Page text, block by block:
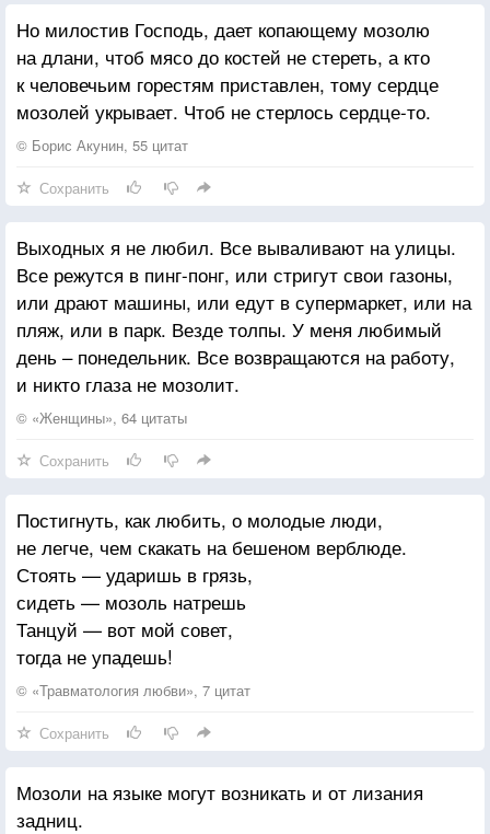
Ты мог бы достичь опьяняющей высоты,
Но тянет к земле диагноз «Без силы воли».
Но милостив Господь, дает копающему мозолю
на длани, чтоб мясо до костей не стереть, а кто
к человечьим горестям приставлен, тому сердце
мозолей укрывает. Чтоб не стерлось сердце-то.
© Борис Акунин, 55 цитат
Сохранить
Выходных я не любил. Все вываливают на улицы.
Все режутся в пинг-понг, или стригут свои газоны,
или драют машины, или едут в супермаркет, или на
пляж, или в парк. Везде толпы. У меня любимый
день – понедельник. Все возвращаются на работу,
и никто глаза не мозолит.
© «Женщины», 64 цитаты
Сохранить
Постигнуть, как любить, о молодые люди,
не легче, чем скакать на бешеном верблюде.
Стоять — ударишь в грязь,
сидеть — мозоль натрешь
Танцуй — вот мой совет,
тогда не упадешь!
© «Травматология любви», 7 цитат
Сохранить
Мозоли на языке могут возникать и от лизания
задниц.